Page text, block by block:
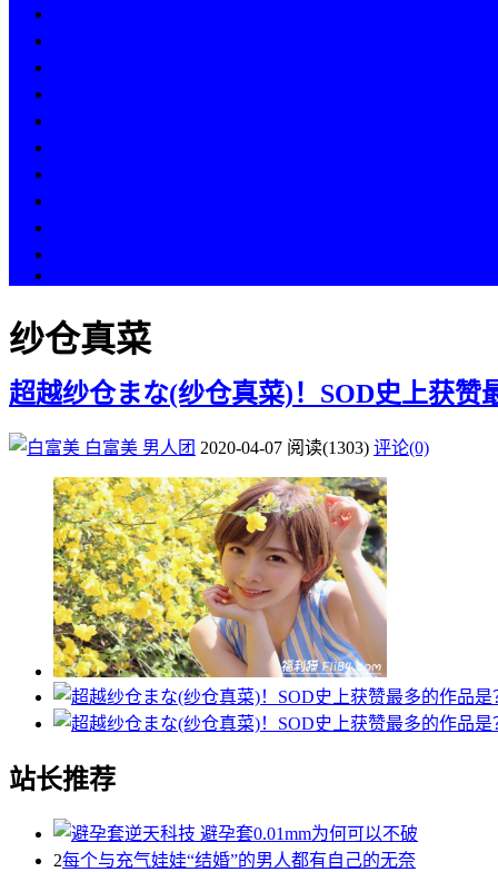
纱仓真菜
超越纱仓まな(纱仓真菜)！SOD史上获赞
白富美 男人团 2020-04-07 阅读(1303) 评论(0)
站长推荐
2每个与充气娃娃“结婚”的男人都有自己的无奈